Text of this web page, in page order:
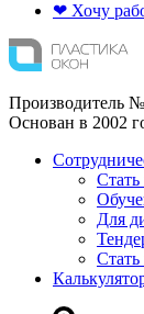
❤ Хочу
Производитель
Основан в 2002
Для